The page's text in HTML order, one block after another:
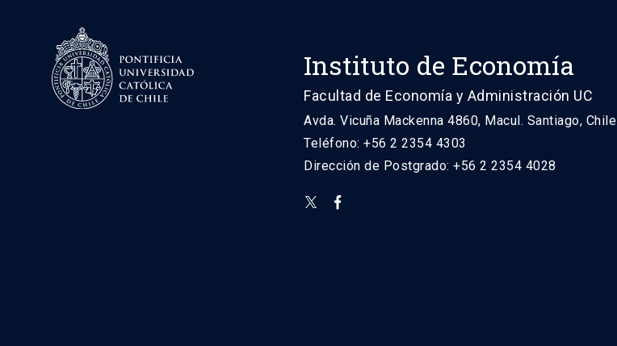
Instituto de Economía
Facultad de Economía y Administración UC
Avda. Vicuña Mackenna 4860, Macul. Santiago, Chile
Teléfono: +56 2 2354 4303
Dirección de Postgrado: +56 2 2354 4028